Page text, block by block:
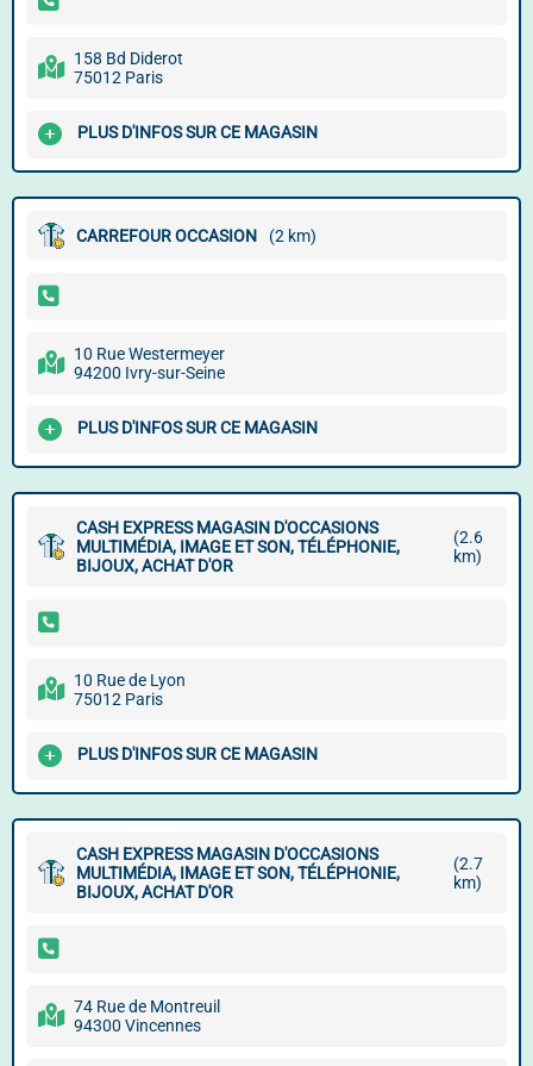
158 Bd Diderot
75012 Paris
PLUS D'INFOS SUR CE MAGASIN
CARREFOUR OCCASION (2 km)
10 Rue Westermeyer
94200 Ivry-sur-Seine
PLUS D'INFOS SUR CE MAGASIN
CASH EXPRESS MAGASIN D'OCCASIONS
MULTIMÉDIA, IMAGE ET SON, TÉLÉPHONIE,
BIJOUX, ACHAT D'OR
(2.6
km)
10 Rue de Lyon
75012 Paris
PLUS D'INFOS SUR CE MAGASIN
CASH EXPRESS MAGASIN D'OCCASIONS
MULTIMÉDIA, IMAGE ET SON, TÉLÉPHONIE,
BIJOUX, ACHAT D'OR
(2.7
km)
74 Rue de Montreuil
94300 Vincennes